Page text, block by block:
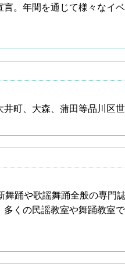
。年間を通じて様々なイ
町、大森、蒲田等品川区
踊や歌謡舞踊全般の専門
くの民謡教室や舞踊教室